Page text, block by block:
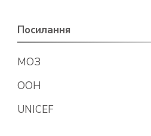
Посилання
МОЗ
ООН
UNICEF